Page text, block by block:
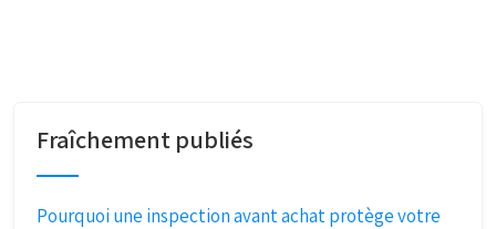
Fraîchement publiés
Pourquoi une inspection avant achat protège votre